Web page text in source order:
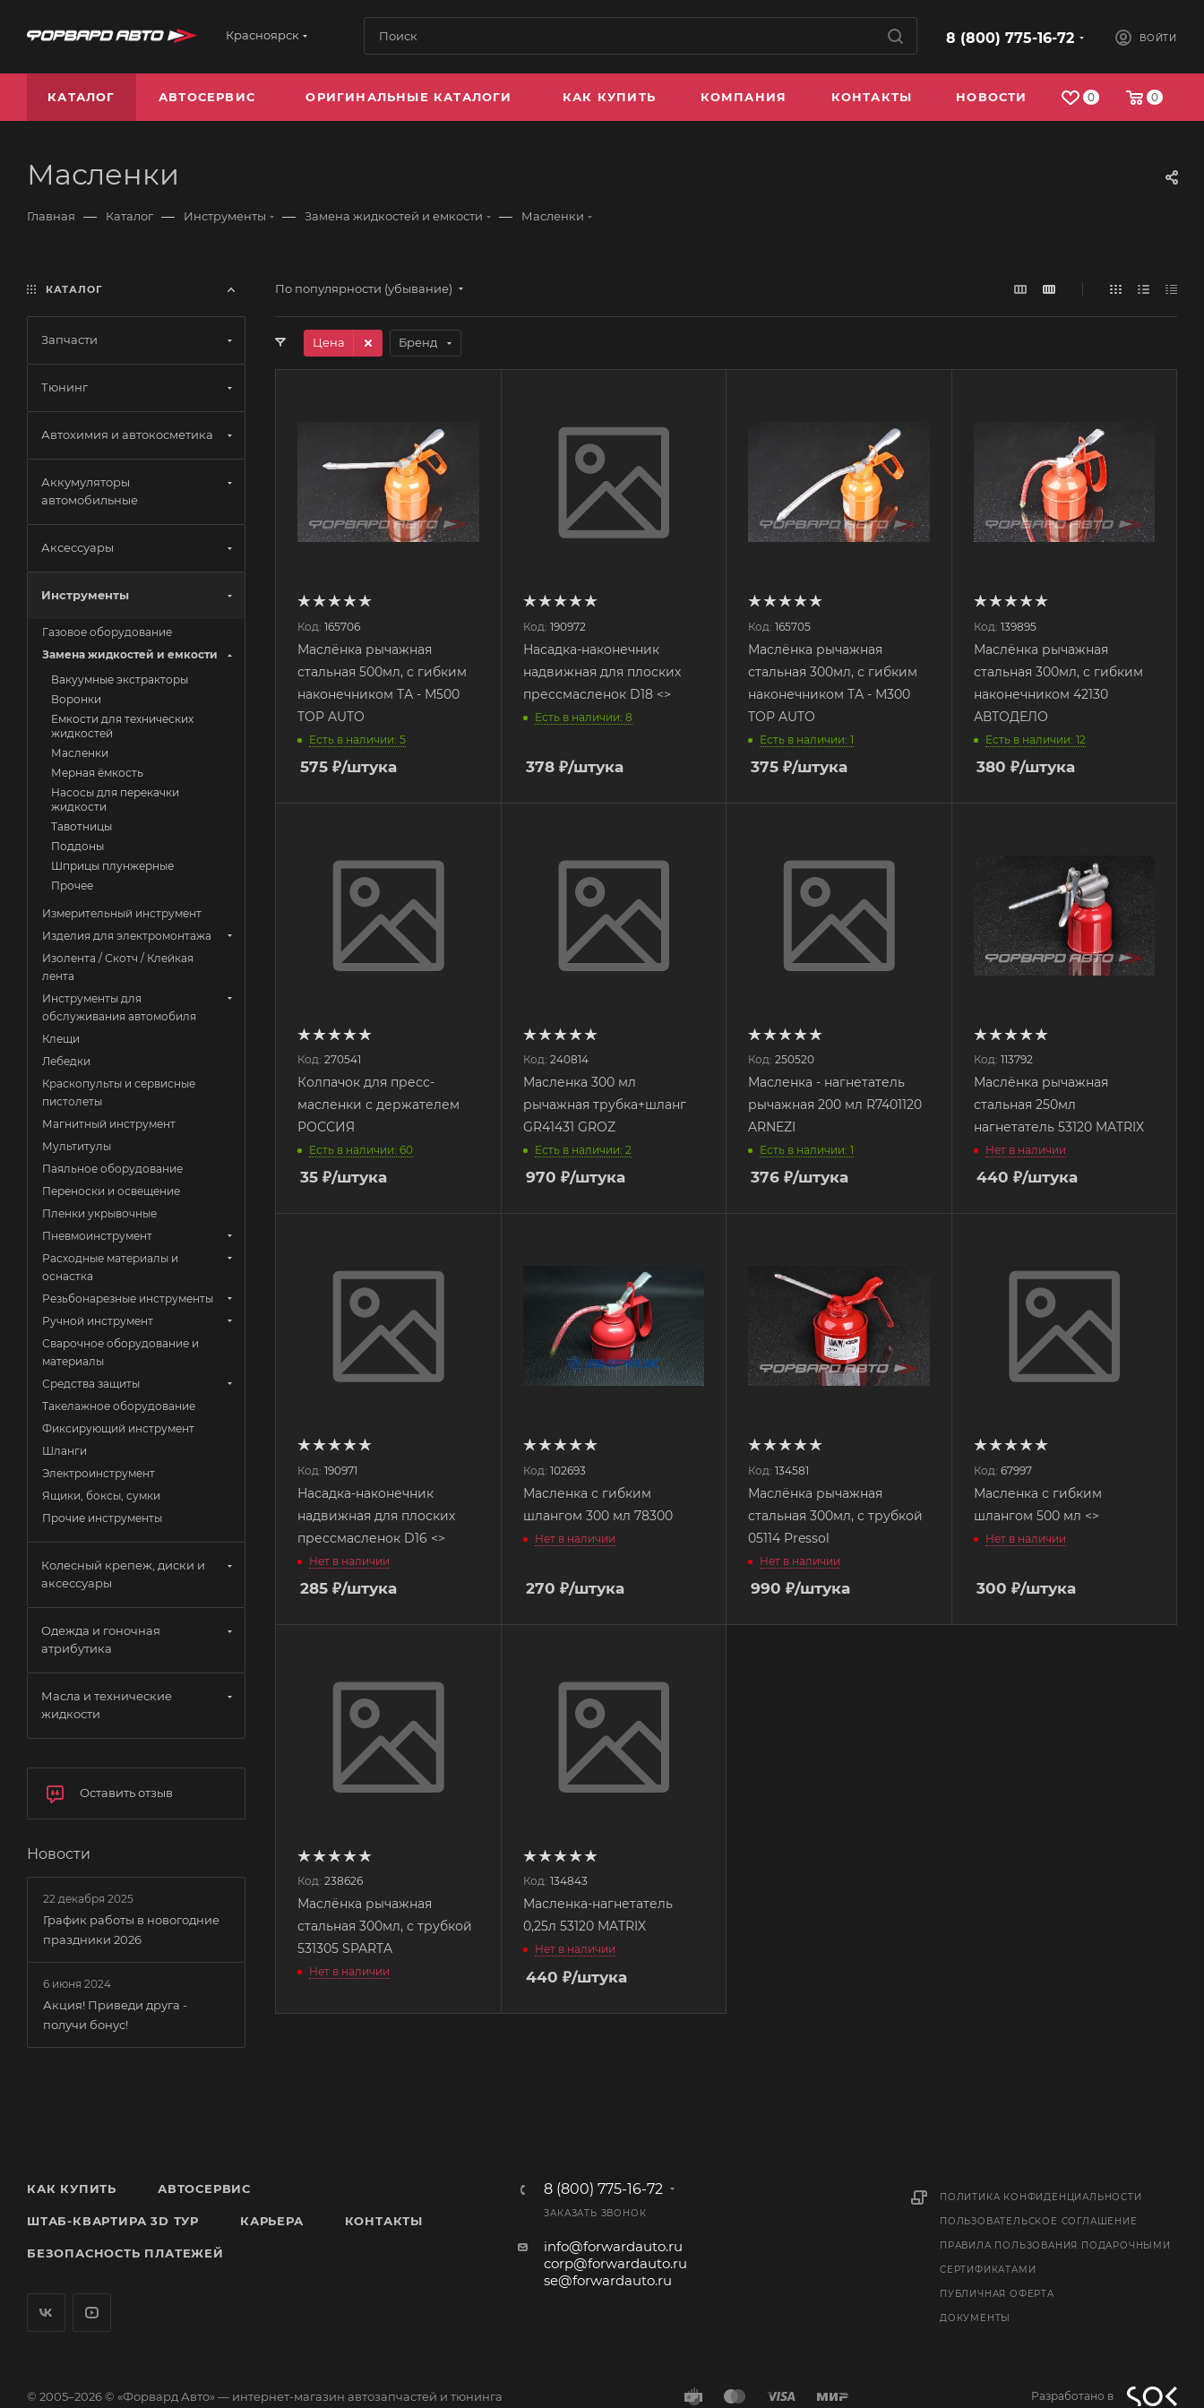
Красноярск 8 (800) 775-16-72 ВОЙТИ
0 0
КАТАЛОГ АВТОСЕРВИС ОРИГИНАЛЬНЫЕ КАТАЛОГИ КАК КУПИТЬ КОМПАНИЯ КОНТАКТЫ НОВОСТИ
Масленки
Главная — Каталог — Инструменты — Замена жидкостей и емкости — Масленки
По популярности (убывание)
Цена Бренд
Код: 165706
Маслёнка рычажная
стальная 500мл, с гибким
наконечником ТА - М500
TOP AUTO
Есть в наличии: 5
575 ₽/штука
Код: 190972
Насадка-наконечник
надвижная для плоских
прессмасленок D18 <>
Есть в наличии: 8
378₽/штука
Код: 165705
Маслёнка рычажная
стальная 300мл, с гибким
наконечником ТА - М300
TOP AUTO
Есть в наличии: 1
375 ₽/штука
Код: 139895
Маслёнка рычажная
стальная 300мл, с гибким
наконечником 42130
АВТОДЕЛО
Есть в наличии: 12
380 ₽/штука
Код: 270541
Колпачок для пресс-
масленки с держателем
РОССИЯ
Есть в наличии: 60
35 ₽/штука
Код: 240814
Масленка 300 мл
рычажная трубка+шланг
GR41431 GROZ
Есть в наличии: 2
970 ₽/штука
Код: 250520
Масленка - нагнетатель
рычажная 200 мл R7401120
ARNEZI
Есть в наличии: 1
376 ₽/штука
Код: 113792
Маслёнка рычажная
стальная 250мл
нагнетатель 53120 MATRIX
Нет в наличии
440 ₽/штука
Код: 190971
Насадка-наконечник
надвижная для плоских
прессмасленок D16 <>
Нет в наличии
285 ₽/штука
Код: 102693
Масленка с гибким
шлангом 300 мл 78300
Нет в наличии
270 ₽/штука
Код: 134581
Маслёнка рычажная
стальная 300мл, с трубкой
05114 Pressol
Нет в наличии
990 ₽/штука
Код: 67997
Масленка с гибким
шлангом 500 мл <>
Нет в наличии
300 ₽/штука
Код: 238626
Маслёнка рычажная
стальная 300мл, с трубкой
531305 SPARTA
Нет в наличии
Код: 134843
Масленка-нагнетатель
0,25л 53120 MATRIX
Нет в наличии
440 ₽/штука
КАТАЛОГ
Запчасти
Тюнинг
Автохимия и автокосметика
Аккумуляторы
автомобильные
Аксессуары
Инструменты
Газовое оборудование
Замена жидкостей и емкости
Вакуумные экстракторы
Воронки
Емкости для технических
жидкостей
Масленки
Мерная ёмкость
Насосы для перекачки
жидкости
Тавотницы
Поддоны
Шприцы плунжерные
Прочее
Измерительный инструмент
Изделия для электромонтажа
Изолента / Скотч / Клейкая
лента
Инструменты для
обслуживания автомобиля
Клещи
Лебедки
Краскопульты и сервисные
пистолеты
Магнитный инструмент
Мультитулы
Паяльное оборудование
Переноски и освещение
Пленки укрывочные
Пневмоинструмент
Расходные материалы и
оснастка
Резьбонарезные инструменты
Ручной инструмент
Сварочное оборудование и
материалы
Средства защиты
Такелажное оборудование
Фиксирующий инструмент
Шланги
Электроинструмент
Ящики, боксы, сумки
Прочие инструменты
Колесный крепеж, диски и
аксессуары
Одежда и гоночная
атрибутика
Масла и технические
жидкости
Оставить отзыв
Новости
22 декабря 2025
График работы в новогодние
праздники 2026
6 июня 2024
Акция! Приведи друга -
получи бонус!
КАК КУПИТЬ АВТОСЕРВИС
ШТАБ-КВАРТИРА 3D ТУР КАРЬЕРА КОНТАКТЫ
БЕЗОПАСНОСТЬ ПЛАТЕЖЕЙ
8 (800) 775-16-72
ЗАКАЗАТЬ ЗВОНОК
info@forwardauto.ru
corp@forwardauto.ru
se@forwardauto.ru
ПОЛИТИКА КОНФИДЕНЦИАЛЬНОСТИ
ПОЛЬЗОВАТЕЛЬСКОЕ СОГЛАШЕНИЕ
ПРАВИЛА ПОЛЬЗОВАНИЯ ПОДАРОЧНЫМИ
СЕРТИФИКАТАМИ
ПУБЛИЧНАЯ ОФЕРТА
ДОКУМЕНТЫ
© 2005–2026 © «Форвард Авто» — интернет-магазин автозапчастей и тюнинга Разработано в